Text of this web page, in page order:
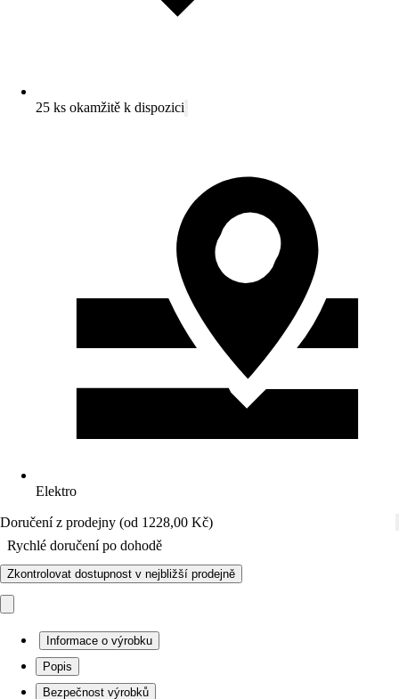
25 ks okamžitě k dispozici
Elektro
Doručení z prodejny (od 1228,00 Kč)
Rychlé doručení po dohodě
Zkontrolovat dostupnost v nejbližší prodejně
Informace o výrobku
Popis
Bezpečnost výrobků